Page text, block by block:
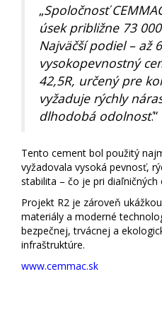
„Spoločnosť
úsek približne 73
Najväčší podiel – až
vysokopevnostný
42,5R, určený pre
vyžaduje rýchly
dlhodobá odolnosť.“
Tento cement bol použitý
vyžadovala vysoká pevnosť,
stabilita – čo je pri
Projekt R2 je zároveň
materiály a moderné
bezpečnej, trvácnej a
infraštruktúre.
www.cemmac.sk